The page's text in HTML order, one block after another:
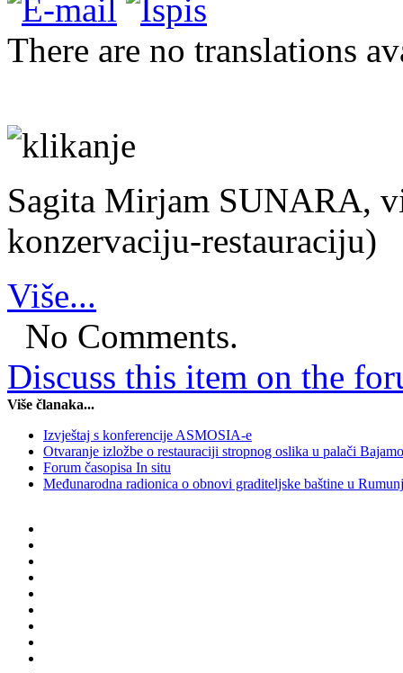
There are no translations
Sagita Mirjam SUNARA,
konzervaciju-restauraciju)
Više...
No Comments.
Discuss this item on the
Više članaka...
Izvještaj s konferencije ASMOSIA-e
Otvaranje izložbe o restauraciji stropnog oslika u palači
Forum časopisa In situ
Međunarodna radionica o obnovi graditeljske baštine u